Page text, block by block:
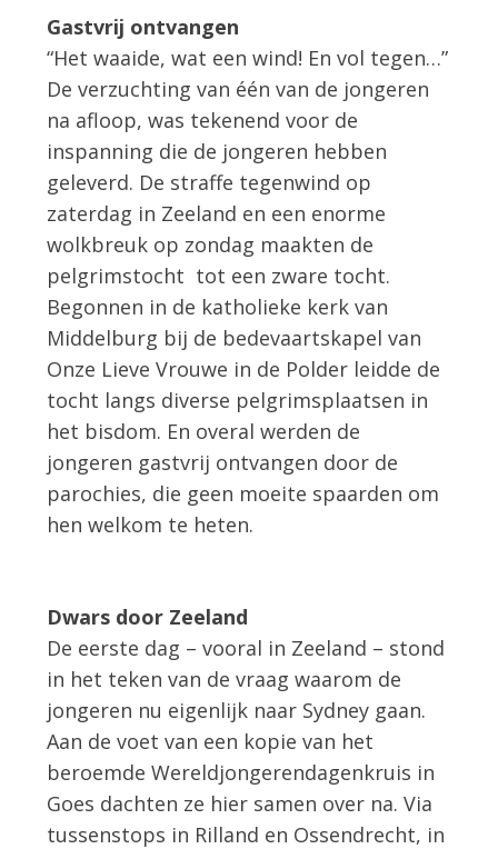
Gastvrij ontvangen
“Het waaide, wat een wind! En vol tegen…”
De verzuchting van één van de jongeren
na afloop, was tekenend voor de
inspanning die de jongeren hebben
geleverd. De straffe tegenwind op
zaterdag in Zeeland en een enorme
wolkbreuk op zondag maakten de
pelgrimstocht tot een zware tocht.
Begonnen in de katholieke kerk van
Middelburg bij de bedevaartskapel van
Onze Lieve Vrouwe in de Polder leidde de
tocht langs diverse pelgrimsplaatsen in
het bisdom. En overal werden de
jongeren gastvrij ontvangen door de
parochies, die geen moeite spaarden om
hen welkom te heten.
Dwars door Zeeland
De eerste dag – vooral in Zeeland – stond
in het teken van de vraag waarom de
jongeren nu eigenlijk naar Sydney gaan.
Aan de voet van een kopie van het
beroemde Wereldjongerendagenkruis in
Goes dachten ze hier samen over na. Via
tussenstops in Rilland en Ossendrecht, in